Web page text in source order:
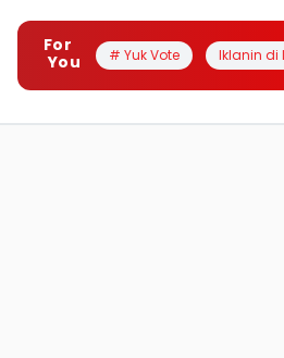
For
You
# Yuk Vote Iklanin di